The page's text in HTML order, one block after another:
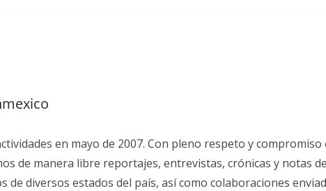
en mayo de 2007. Con pleno respeto y compromiso
de manera libre reportajes, entrevistas, crónicas y notas
de diversos estados del país, así como colaboraciones